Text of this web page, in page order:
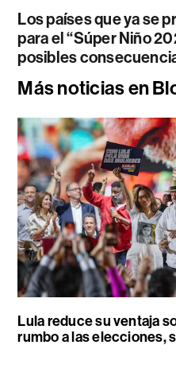
Los países que ya se
para el “Súper Niño
posibles
Más noticias en
Lula reduce su ventaja
rumbo a las elecciones,